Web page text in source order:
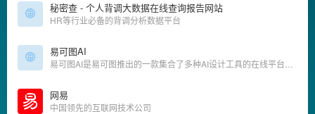
秘密查 - 个人背调大数据在线查询报告网站
HR等行业必备的背调分析数据平台
易可图AI
网易
中国领先的互联网技术公司